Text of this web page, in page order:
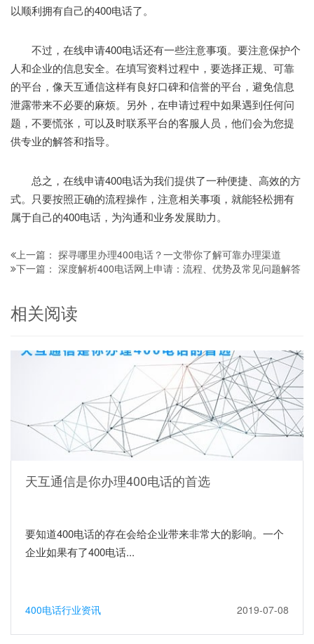
以顺利拥有自己的400电话了。
不过，在线申请400电话还有一些注意事项。要注意保护个
人和企业的信息安全。在填写资料过程中，要选择正规、可靠
的平台，像天互通信这样有良好口碑和信誉的平台，避免信息
泄露带来不必要的麻烦。另外，在申请过程中如果遇到任何问
题，不要慌张，可以及时联系平台的客服人员，他们会为您提
供专业的解答和指导。
总之，在线申请400电话为我们提供了一种便捷、高效的方
式。只要按照正确的流程操作，注意相关事项，就能轻松拥有
属于自己的400电话，为沟通和业务发展助力。
上一篇： 探寻哪里办理400电话？一文带你了解可靠办理渠道
下一篇： 深度解析400电话网上申请：流程、优势及常见问题解答
相关阅读
天互通信是你办理400电话的首选
要知道400电话的存在会给企业带来非常大的影响。一个
企业如果有了400电话...
400电话行业资讯 2019-07-08